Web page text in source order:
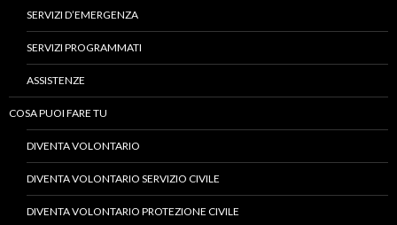
SERVIZI D’EMERGENZA
SERVIZI PROGRAMMATI
ASSISTENZE
COSA PUOI FARE TU
DIVENTA VOLONTARIO
DIVENTA VOLONTARIO SERVIZIO CIVILE
DIVENTA VOLONTARIO PROTEZIONE CIVILE